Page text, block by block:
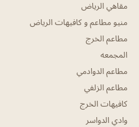
مقاهي الرياض
منيو مطاعم و كافيهات الرياض
مطاعم الخرج
المجمعه
مطاعم الدوادمي
مطاعم الزلفي
كافيهات الخرج
وادي الدواسر